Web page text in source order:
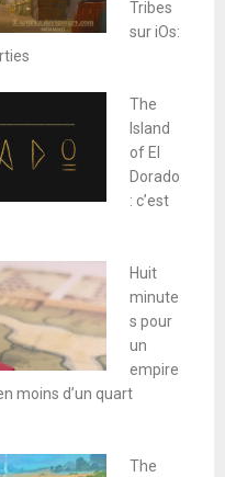
Tribes
sur iOs:
The
Island
of El
Dorado
: c’est
Huit
minute
s pour
un
empire
moins d’un quart
The